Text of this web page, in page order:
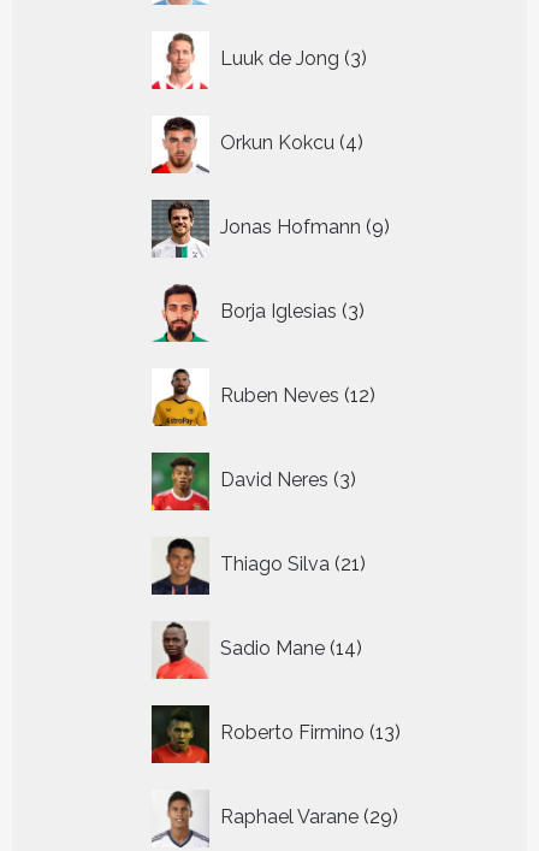
Luuk de Jong 3
producten
Orkun Kokcu 4
producten
Jonas Hofmann 9
producten
Borja Iglesias 3
producten
Ruben Neves 12
producten
David Neres 3
producten
Thiago Silva 21
producten
Sadio Mane 14
producten
Roberto Firmino 13
producten
Raphael Varane 29
producten